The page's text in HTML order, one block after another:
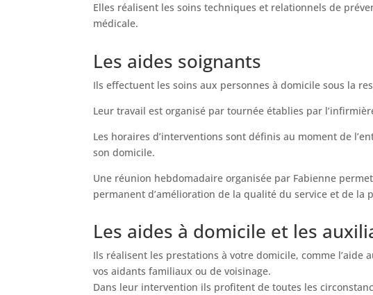
Elles réalisent les soins techniques et relationnels de
médicale.
Les aides soignants
Ils effectuent les soins aux personnes à domicile sous la
Leur travail est organisé par tournée établies par
Les horaires d’interventions sont définis au moment de
son domicile.
Une réunion hebdomadaire organisée par Fabienne
permanent d’amélioration de la qualité du service et de la
Les aides à domicile et les
Ils réalisent les prestations à votre domicile, comme
vos aidants familiaux ou de voisinage.
Dans leur intervention ils profitent de toutes les